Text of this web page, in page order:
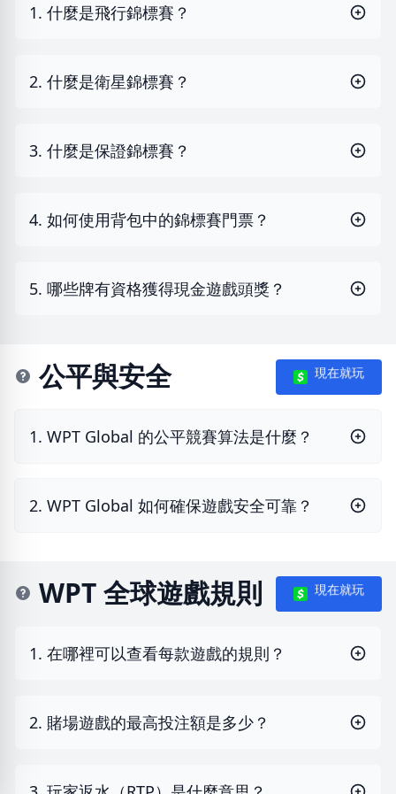
1. 什麼是飛行錦標賽？
2. 什麼是衛星錦標賽？
3. 什麼是保證錦標賽？
4. 如何使用背包中的錦標賽門票？
5. 哪些牌有資格獲得現金遊戲頭獎？
公平與安全 現在就玩
1. WPT Global 的公平競賽算法是什麼？
2. WPT Global 如何確保遊戲安全可靠？
WPT 全球遊戲規則 現在就玩
1. 在哪裡可以查看每款遊戲的規則？
2. 賭場遊戲的最高投注額是多少？